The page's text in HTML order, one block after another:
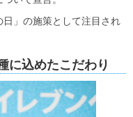
」の施策として注目され
に込めたこだわり